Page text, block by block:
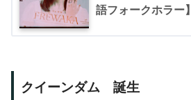
語フォークホラー】
クイーンダム 誕生